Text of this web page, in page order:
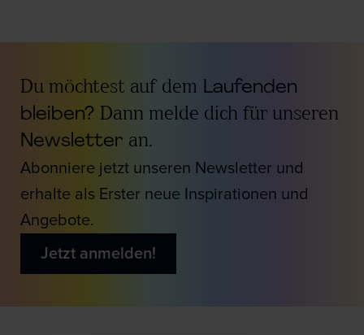
Du möchtest auf dem Laufenden
bleiben? Dann melde dich für unseren
Newsletter an.
Abonniere jetzt unseren Newsletter und
erhalte als Erster neue Inspirationen und
Angebote.
Jetzt anmelden!